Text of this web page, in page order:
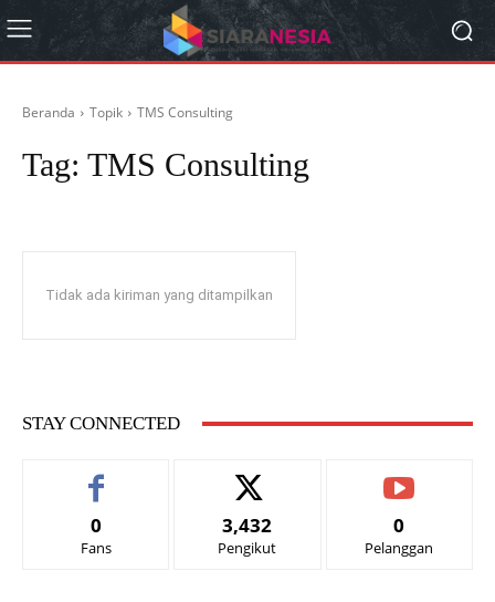
Beranda Topik TMS Consulting
Tag: TMS Consulting
Tidak ada kiriman yang ditampilkan
STAY CONNECTED
0
Fans
3,432
Pengikut
0
Pelanggan